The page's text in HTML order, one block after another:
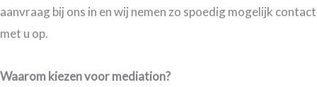
aanvraag bij ons in en wij nemen zo spoedig mogelijk contact
met u op.
Waarom kiezen voor mediation?